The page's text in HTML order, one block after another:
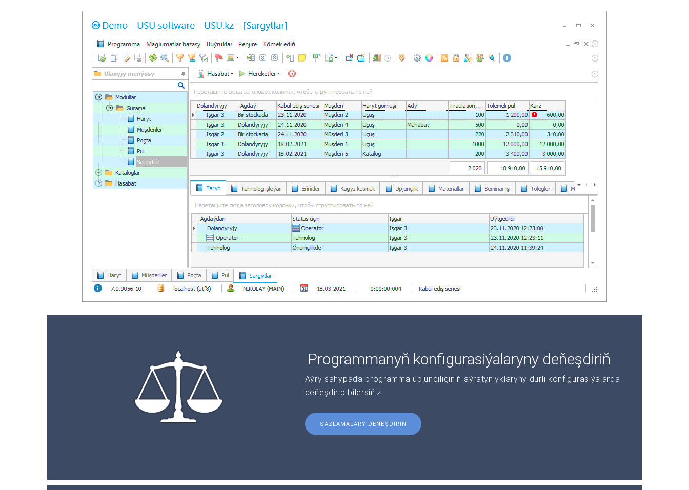
Programmanyň konfigurasiýalaryny deňeşdiriň
Aýry sahypada programma üpjünçiliginiň aýratynlyklaryny dürli konfigurasiýalarda
deňeşdirip bilersiňiz.
SAZLAMALARY DEŇEŞDIRIŇ